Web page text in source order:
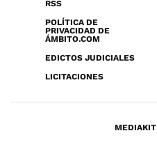
RSS
POLÍTICA DE
PRIVACIDAD DE
ÁMBITO.COM
EDICTOS JUDICIALES
LICITACIONES
MEDIAKIT